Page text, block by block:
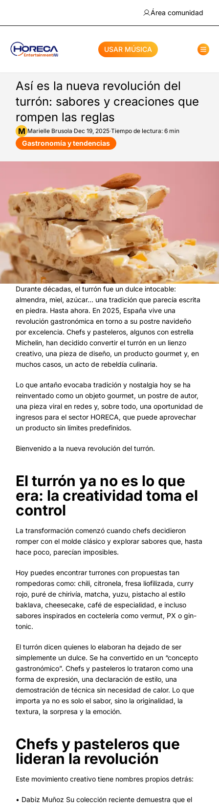
Área comunidad
USAR MÚSICA
Así es la nueva revolución del
turrón: sabores y creaciones que
rompen las reglas
M Marielle Brusola·Dec 19, 2025·Tiempo de lectura: 6 min
Gastronomía y tendencias
Durante décadas, el turrón fue un dulce intocable:
almendra, miel, azúcar… una tradición que parecía escrita
en piedra. Hasta ahora. En 2025, España vive una
revolución gastronómica en torno a su postre navideño
por excelencia. Chefs y pasteleros, algunos con estrella
Michelin, han decidido convertir el turrón en un lienzo
creativo, una pieza de diseño, un producto gourmet y, en
muchos casos, un acto de rebeldía culinaria.
Lo que antaño evocaba tradición y nostalgia hoy se ha
reinventado como un objeto gourmet, un postre de autor,
una pieza viral en redes y, sobre todo, una oportunidad de
ingresos para el sector HORECA, que puede aprovechar
un producto sin límites predefinidos.
Bienvenido a la nueva revolución del turrón.
El turrón ya no es lo que
era: la creatividad toma el
control
La transformación comenzó cuando chefs decidieron
romper con el molde clásico y explorar sabores que, hasta
hace poco, parecían imposibles.
Hoy puedes encontrar turrones con propuestas tan
rompedoras como: chili, citronela, fresa liofilizada, curry
rojo, puré de chirivía, matcha, yuzu, pistacho al estilo
baklava, cheesecake, café de especialidad, e incluso
sabores inspirados en coctelería como vermut, PX o gin-
tonic.
El turrón dicen quienes lo elaboran ha dejado de ser
simplemente un dulce. Se ha convertido en un “concepto
gastronómico”. Chefs y pasteleros lo trataron como una
forma de expresión, una declaración de estilo, una
demostración de técnica sin necesidad de calor. Lo que
importa ya no es solo el sabor, sino la originalidad, la
textura, la sorpresa y la emoción.
Chefs y pasteleros que
lideran la revolución
Este movimiento creativo tiene nombres propios detrás:
• Dabiz Muñoz Su colección reciente demuestra que el